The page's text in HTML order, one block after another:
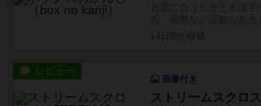
レビュー
画像付き
ストリームスクロス